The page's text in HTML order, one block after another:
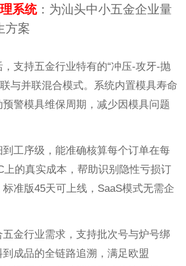
系统：为汕头中小五金企业量
方案
支持五金行业特有的“冲压-攻牙-抛
与并联混合模式。系统内置模具寿命
警模具维保周期，减少因模具问题
工序级，能准确核算每个订单在每
上的真实成本，帮助识别隐性亏损订
准版45天可上线，SaaS模式无需企
五金行业需求，支持批次号与炉号绑
成品的全链路追溯，满足欧盟